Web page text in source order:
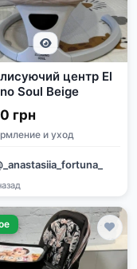
центр El
Soul Beige
грн
и уход